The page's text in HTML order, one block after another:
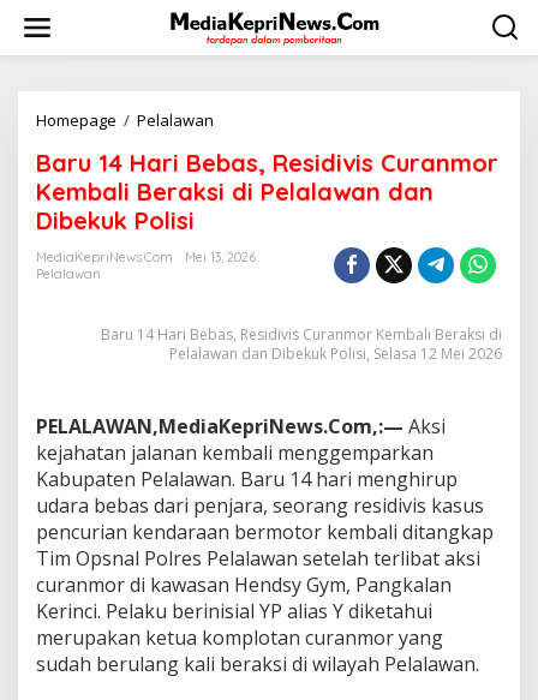
w
Homepage / Pelalawan
r
u
1
H
B
e
s
,
R
e
s
i
d
v
i
s
C
Baru 14 Hari Bebas, Residivis Curanmor
Kembali Beraksi di Pelalawan dan
Dibekuk Polisi
MediaKepriNews.com
Mei 13, 2026
Pelalawan
Baru 14 Hari Bebas, Residivis Curanmor Kembali Beraksi di
Pelalawan dan Dibekuk Polisi, Selasa 12 Mei 2026
PELALAWAN,MediaKepriNews.Com,:— Aksi
kejahatan jalanan kembali menggemparkan
Kabupaten Pelalawan. Baru 14 hari menghirup
udara bebas dari penjara, seorang residivis kasus
pencurian kendaraan bermotor kembali ditangkap
Tim Opsnal Polres Pelalawan setelah terlibat aksi
curanmor di kawasan Hendsy Gym, Pangkalan
Kerinci. Pelaku berinisial YP alias Y diketahui
merupakan ketua komplotan curanmor yang
sudah berulang kali beraksi di wilayah Pelalawan.